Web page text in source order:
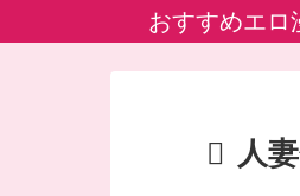
おすすめエロ
人